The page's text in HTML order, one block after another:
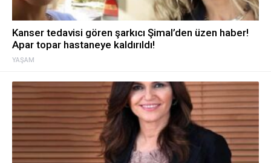
YAŞAM
Kanser tedavisi gören şarkıcı Şimal’den üzen haber!
Apar topar hastaneye kaldırıldı!